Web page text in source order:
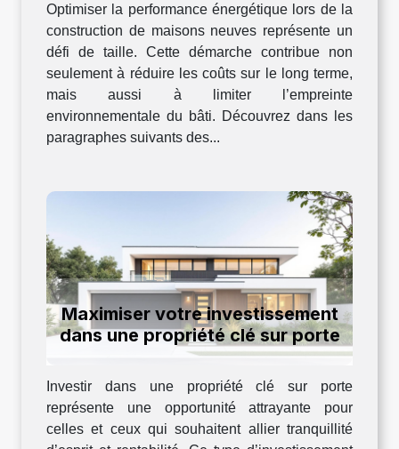
Optimiser la performance énergétique lors de la
construction de maisons neuves représente un
défi de taille. Cette démarche contribue non
seulement à réduire les coûts sur le long terme,
mais aussi à limiter l’empreinte
environnementale du bâti. Découvrez dans les
paragraphes suivants des...
Maximiser votre investissement
dans une propriété clé sur porte
Investir dans une propriété clé sur porte
représente une opportunité attrayante pour
celles et ceux qui souhaitent allier tranquillité